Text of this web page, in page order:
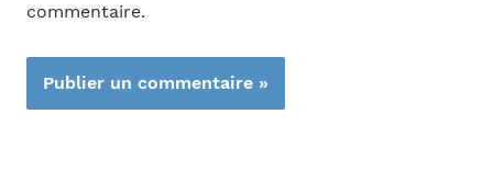
commentaire.